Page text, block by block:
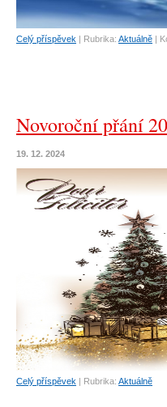
Celý příspěvek | Rubrika: Aktuálně |
Novoroční přání
19. 12. 2024
Celý příspěvek | Rubrika: Aktuálně